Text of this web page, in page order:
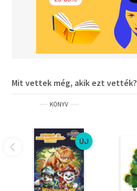
Mit vettek még, akik ezt vették?
KÖNYV
ÚJ